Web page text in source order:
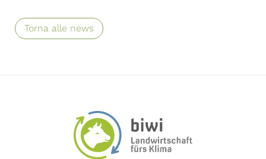
Torna alle news